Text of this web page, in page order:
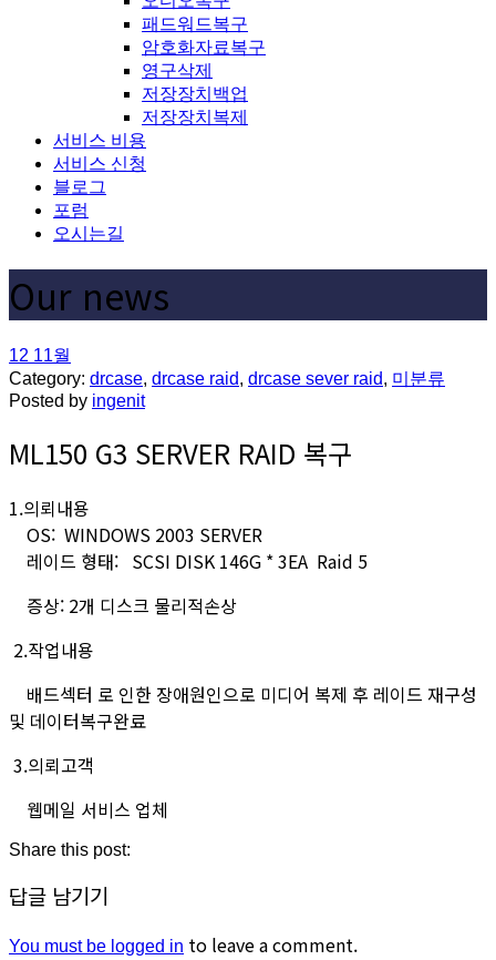
패드워드복구
암호화자료복구
영구삭제
저장장치백업
저장장치복제
서비스 비용
서비스 신청
블로그
포럼
오시는길
Our news
12 11월
Category: drcase, drcase raid, drcase sever raid, 미분류
Posted by ingenit
ML150 G3 SERVER RAID 복구
1.의뢰내용
OS: WINDOWS 2003 SERVER
레이드 형태: SCSI DISK 146G * 3EA Raid 5
증상: 2개 디스크 물리적손상
2.작업내용
배드섹터 로 인한 장애원인으로 미디어 복제 후 레이드 재구성
및 데이터복구완료
3.의뢰고객
웹메일 서비스 업체
Share this post:
답글 남기기
You must be logged in to leave a comment.